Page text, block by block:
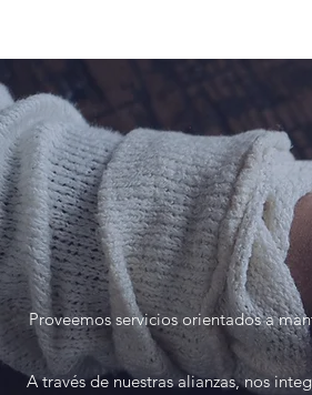
Proveemos servicios orientados a
A través de nuestras alianzas, nos